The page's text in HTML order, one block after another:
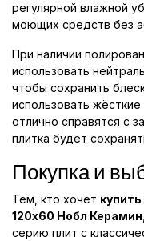
регулярной влажной
моющих средств без
При наличии
использовать
чтобы сохранить
использовать
отлично справятся с
плитка будет
Покупка и
Тем, кто хочет
120x60 Нобл Керамин
серию плит с